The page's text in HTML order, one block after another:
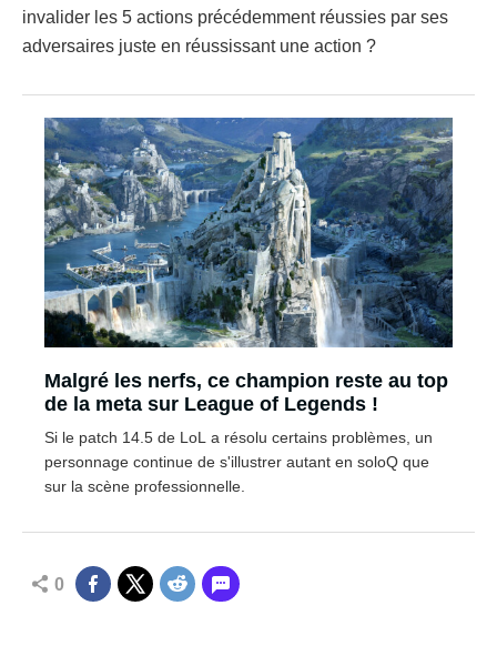
invalider les 5 actions précédemment réussies par ses
adversaires juste en réussissant une action ?
Malgré les nerfs, ce champion reste au top
de la meta sur League of Legends !
Si le patch 14.5 de LoL a résolu certains problèmes, un
personnage continue de s'illustrer autant en soloQ que
sur la scène professionnelle.
0